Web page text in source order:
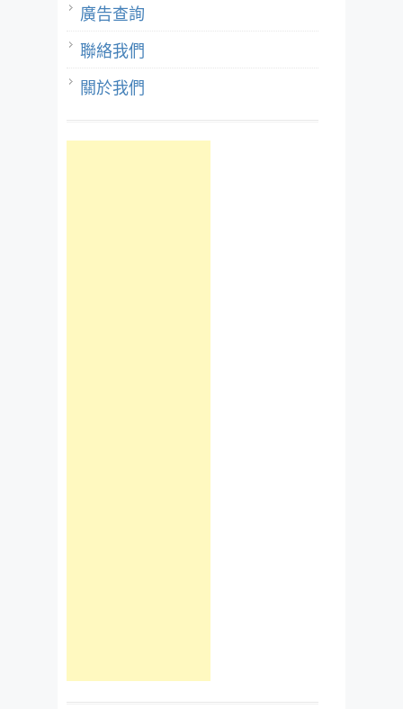
廣告查詢
聯絡我們
關於我們